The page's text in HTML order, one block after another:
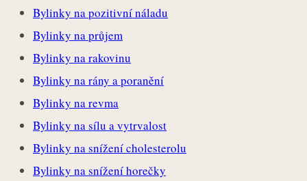
Bylinky na pozitivní náladu
Bylinky na průjem
Bylinky na rakovinu
Bylinky na rány a poranění
Bylinky na revma
Bylinky na sílu a vytrvalost
Bylinky na snížení cholesterolu
Bylinky na snížení horečky